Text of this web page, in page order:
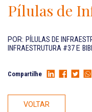
PRÊMIOS
CARREIRA
Localização
EN-US
Pílulas de
POR: PÍLULAS DE
INFRAESTRUTURA #37 E
Compartilhe
VOLTAR